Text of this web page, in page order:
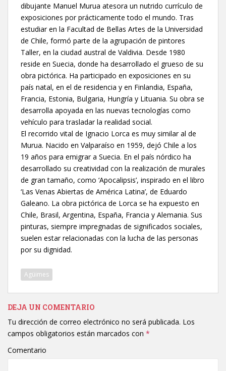
dibujante Manuel Murua atesora un nutrido currículo de
exposiciones por prácticamente todo el mundo. Tras
estudiar en la Facultad de Bellas Artes de la Universidad
de Chile, formó parte de la agrupación de pintores
Taller, en la ciudad austral de Valdivia. Desde 1980
reside en Suecia, donde ha desarrollado el grueso de su
obra pictórica. Ha participado en exposiciones en su
país natal, en el de residencia y en Finlandia, España,
Francia, Estonia, Bulgaria, Hungría y Lituania. Su obra se
desarrolla apoyada en las nuevas tecnologías como
vehículo para trasladar la realidad social.
El recorrido vital de Ignacio Lorca es muy similar al de
Murua. Nacido en Valparaíso en 1959, dejó Chile a los
19 años para emigrar a Suecia. En el país nórdico ha
desarrollado su creatividad con la realización de murales
de gran tamaño, como ‘Apocalipsis’, inspirado en el libro
‘Las Venas Abiertas de América Latina’, de Eduardo
Galeano. La obra pictórica de Lorca se ha expuesto en
Chile, Brasil, Argentina, España, Francia y Alemania. Sus
pinturas, siempre impregnadas de significados sociales,
suelen estar relacionadas con la lucha de las personas
por su dignidad.
Agüimes
DEJA UN COMENTARIO
Tu dirección de correo electrónico no será publicada. Los
campos obligatorios están marcados con *
Comentario